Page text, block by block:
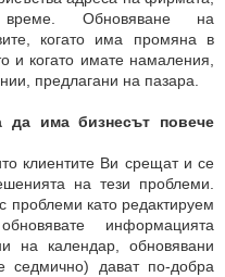
време. Обновяване на
когато има промяна в
и когато имате намаления,
предлагани на пазара.
има бизнесът повече
клиентите Ви срещат и се
на тези проблеми.
проблеми като редактируем
информацията
на календар, обновявани
седмично) дават по-добра